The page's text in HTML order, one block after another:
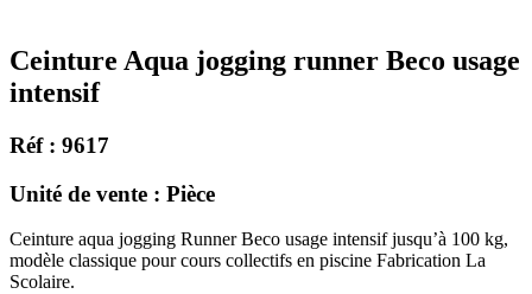
Ceinture Aqua jogging runner Beco usage
intensif
Réf : 9617
Unité de vente : Pièce
Ceinture aqua jogging Runner Beco usage intensif jusqu’à 100 kg,
modèle classique pour cours collectifs en piscine Fabrication La
Scolaire.